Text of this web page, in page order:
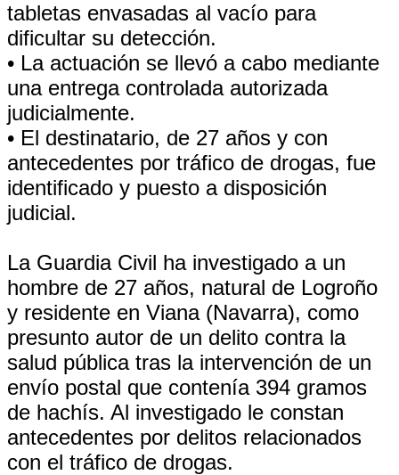
tabletas envasadas al vacío para
dificultar su detección.
• La actuación se llevó a cabo mediante
una entrega controlada autorizada
judicialmente.
• El destinatario, de 27 años y con
antecedentes por tráfico de drogas, fue
identificado y puesto a disposición
judicial.
La Guardia Civil ha investigado a un
hombre de 27 años, natural de Logroño
y residente en Viana (Navarra), como
presunto autor de un delito contra la
salud pública tras la intervención de un
envío postal que contenía 394 gramos
de hachís. Al investigado le constan
antecedentes por delitos relacionados
con el tráfico de drogas.